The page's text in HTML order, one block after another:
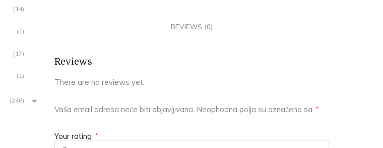
(14)
(1)
(17)
(1)
(248)
REVIEWS (0)
Reviews
There are no reviews yet.
Vaša email adresa neće biti objavljivana. Neophodna polja su označena sa *
Your rating *